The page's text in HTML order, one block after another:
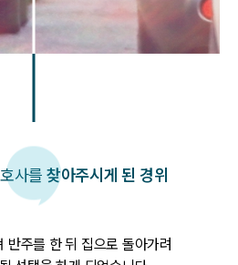
사를 찾아주시게 된 경위
반주를 한 뒤 집으로 돌아가려